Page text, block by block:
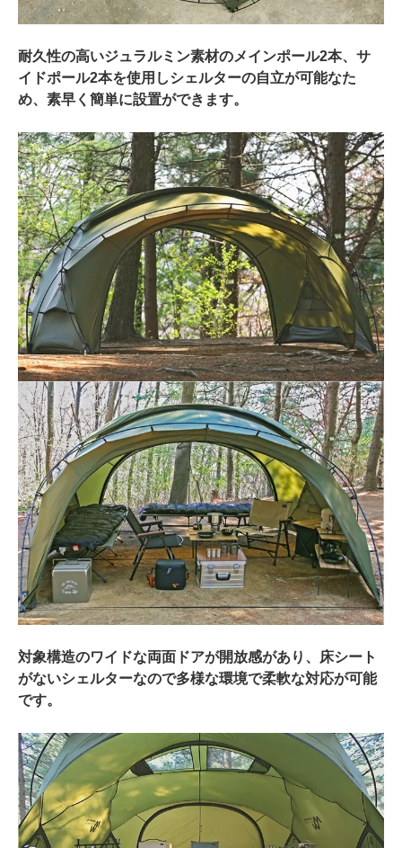
耐久性の高いジュラルミン素材のメインポール2本、サ
イドポール2本を使用しシェルターの自立が可能なた
め、素早く簡単に設置ができます。
対象構造のワイドな両面ドアが開放感があり、床シート
がないシェルターなので多様な環境で柔軟な対応が可能
です。